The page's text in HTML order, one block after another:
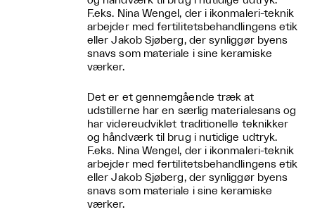
F.eks. Nina Wengel, der i ikonmaleri-teknik
arbejder med fertilitetsbehandlingens etik
eller Jakob Sjøberg, der synliggør byens
snavs som materiale i sine keramiske
værker.
Det er et gennemgående træk at
udstillerne har en særlig materialesans og
har videreudviklet traditionelle teknikker
og håndværk til brug i nutidige udtryk.
F.eks. Nina Wengel, der i ikonmaleri-teknik
arbejder med fertilitetsbehandlingens etik
eller Jakob Sjøberg, der synliggør byens
snavs som materiale i sine keramiske
værker.